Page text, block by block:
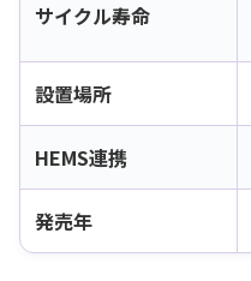
サイクル寿命
設置場所
HEMS連携
発売年